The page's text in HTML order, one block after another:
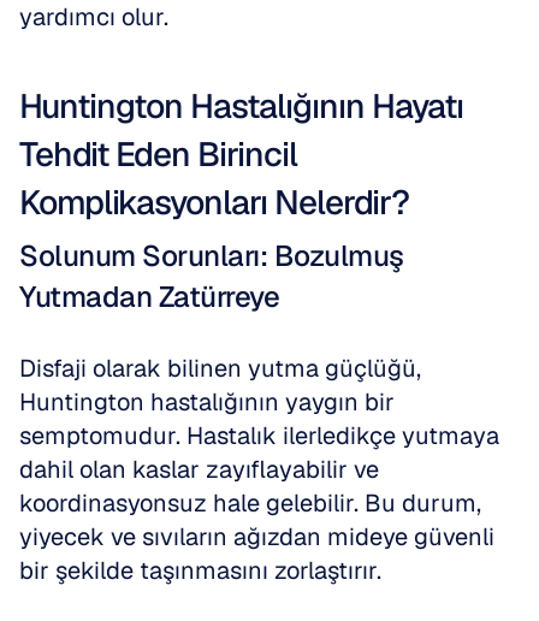
yardımcı olur.
Huntington Hastalığının Hayatı
Tehdit Eden Birincil
Komplikasyonları Nelerdir?
Solunum Sorunları: Bozulmuş
Yutmadan Zatürreye
Disfaji olarak bilinen yutma güçlüğü,
Huntington hastalığının yaygın bir
semptomudur. Hastalık ilerledikçe yutmaya
dahil olan kaslar zayıflayabilir ve
koordinasyonsuz hale gelebilir. Bu durum,
yiyecek ve sıvıların ağızdan mideye güvenli
bir şekilde taşınmasını zorlaştırır.